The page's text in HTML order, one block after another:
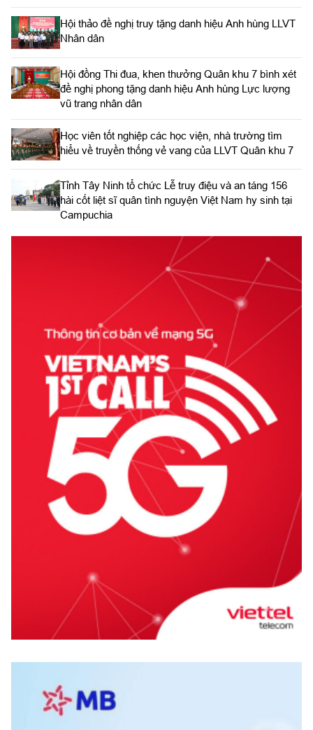
Hội thảo đề nghị truy tặng danh hiệu Anh hùng LLVT
Nhân dân
Hội đồng Thi đua, khen thưởng Quân khu 7 bình xét
đề nghị phong tặng danh hiệu Anh hùng Lực lượng
vũ trang nhân dân
Học viên tốt nghiệp các học viện, nhà trường tìm
hiểu về truyền thống vẻ vang của LLVT Quân khu 7
​Tỉnh Tây Ninh tổ chức Lễ truy điệu và an táng 156
hài cốt liệt sĩ quân tình nguyện Việt Nam hy sinh tại
Campuchia